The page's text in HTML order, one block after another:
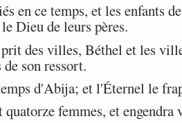
en ce temps, et les enfants
Dieu de leurs pères.
des villes, Béthel et les
son ressort.
d'Abija; et l'Éternel le
femmes, et